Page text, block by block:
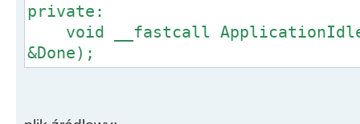
private:
void __fastcall
&Done);